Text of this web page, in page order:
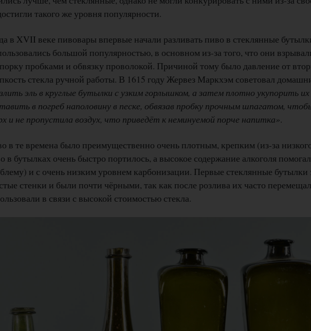
такого же уровня популярности.
в XVII веке пивовары впервые начали разливать пиво в стеклянные
большой популярностью, в основном из-за того, что они
пробками и обвязку проволокой. Причиной тому было давление от
стекла ручной работы. В 1615 году Жервез Маркхэм советовал
эль в круглые бутылки с узким горлышком, а затем плотно укупорить
в погреб наполовину в песке, обвязав пробку прочным шпагатом,
и не пропустила воздух, что приведёт к неминуемой порче напитка».
в те времена было преимущественно очень плотным, крепким (из-за
в бутылках очень быстро портилось, а высокое содержание алкоголя
и с очень низким уровнем карбонизации. Первые стеклянные бутылки
стенки и были почти чёрными, так как после розлива их часто
в связи с высокой стоимостью стекла.